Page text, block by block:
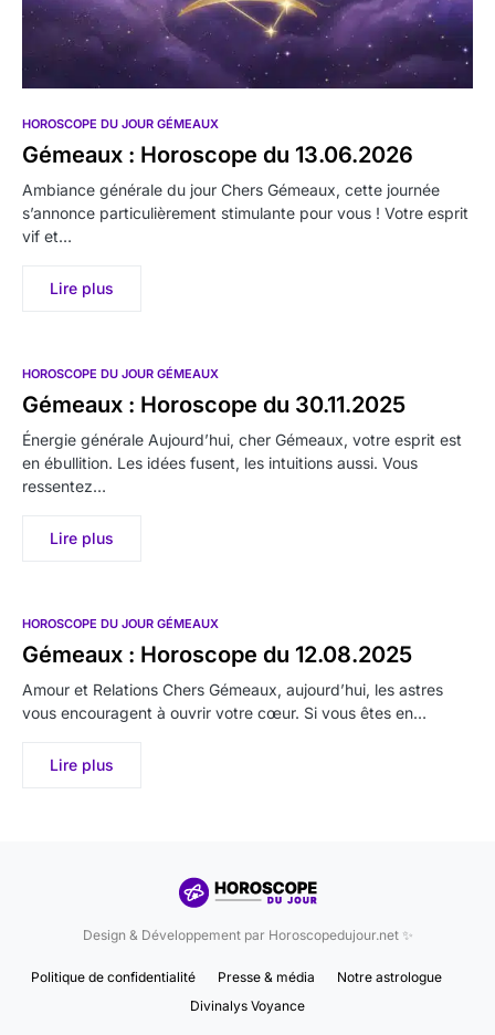
HOROSCOPE DU JOUR GÉMEAUX
Gémeaux : Horoscope du 13.06.2026
Ambiance générale du jour Chers Gémeaux, cette journée
s’annonce particulièrement stimulante pour vous ! Votre esprit
vif et…
Lire plus
HOROSCOPE DU JOUR GÉMEAUX
Gémeaux : Horoscope du 30.11.2025
Énergie générale Aujourd’hui, cher Gémeaux, votre esprit est
en ébullition. Les idées fusent, les intuitions aussi. Vous
ressentez…
Lire plus
HOROSCOPE DU JOUR GÉMEAUX
Gémeaux : Horoscope du 12.08.2025
Amour et Relations Chers Gémeaux, aujourd’hui, les astres
vous encouragent à ouvrir votre cœur. Si vous êtes en…
Lire plus
Design & Développement par Horoscopedujour.net ✨
Politique de confidentialité Presse & média
Notre astrologue
Divinalys Voyance